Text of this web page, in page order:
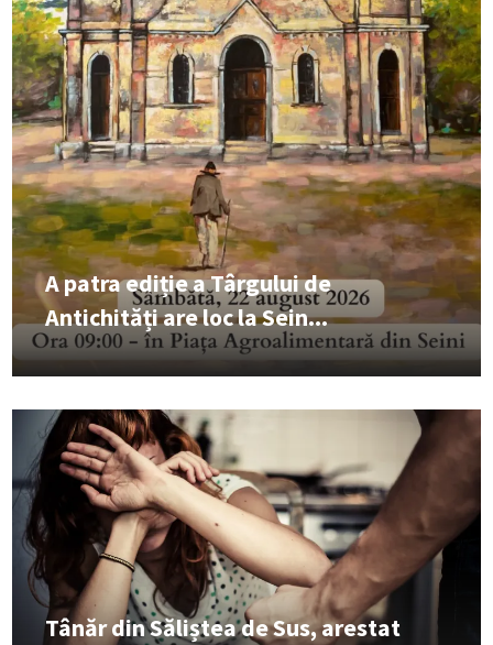
A patra ediție a Târgului de
Antichități are loc la Sein...
Tânăr din Săliștea de Sus, arestat